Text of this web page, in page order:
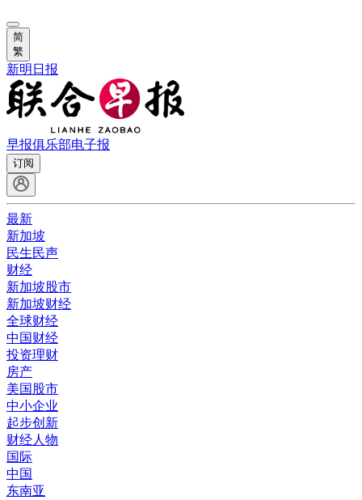
简
繁
新明日报
早报俱乐部电子报
订阅
最新
新加坡
民生民声
财经
新加坡股市
新加坡财经
全球财经
中国财经
投资理财
房产
美国股市
中小企业
起步创新
财经人物
国际
中国
东南亚